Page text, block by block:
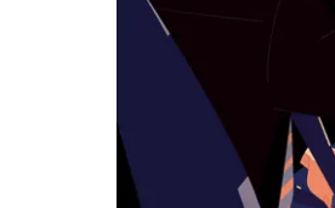
日
历。